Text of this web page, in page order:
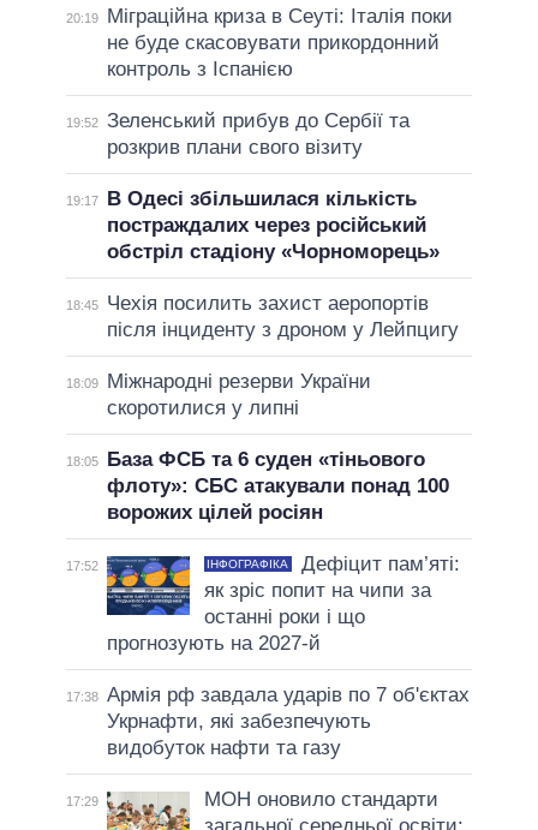
20:19
Міграційна криза в Сеуті: Італія поки
не буде скасовувати прикордонний
контроль з Іспанією
19:52 Зеленський прибув до Сербії та
розкрив плани свого візиту
19:17
В Одесі збільшилася кількість
постраждалих через російський
обстріл стадіону «Чорноморець»
18:45
Чехія посилить захист аеропортів
після інциденту з дроном у Лейпцигу
18:09
Міжнародні резерви України
скоротилися у липні
18:05
База ФСБ та 6 суден «тіньового
флоту»: СБС атакували понад 100
ворожих цілей росіян
17:52 ІНФОГРАФІКА
Дефіцит пам’яті:
як зріс попит на чипи за
останні роки і що
прогнозують на 2027-й
17:38 Армія рф завдала ударів по 7 об'єктах
Укрнафти, які забезпечують
видобуток нафти та газу
17:29
МОН оновило стандарти